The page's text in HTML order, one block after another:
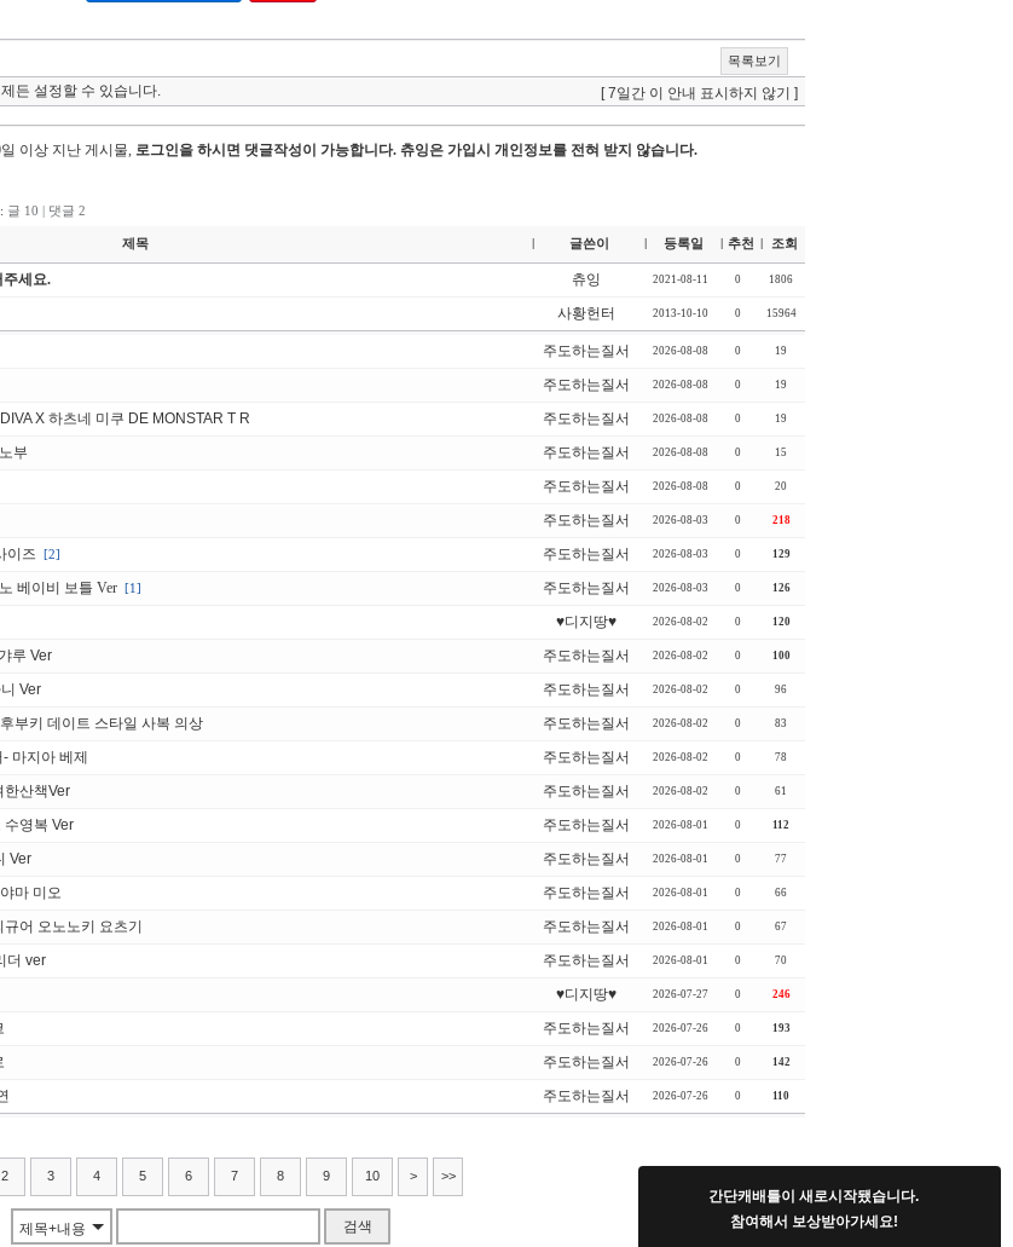
목록보기
든 설정할 수 있습니다. [ 7일간 이 안내 표시하지 않기 ]
이상 지난 게시물, 로그인을 하시면 댓글작성이 가능합니다. 츄잉은 가입시 개인정보를 전혀 받지 않습니다.
글 10 | 댓글 2
제목 글쓴이 등록일 추천 조회
주세요. 츄잉 2021-08-11 0 1806
사황헌터 2013-10-10 0 15964
주도하는질서 2026-08-08 0 19
주도하는질서 2026-08-08 0 19
X 하츠네 미쿠 DE MONSTAR T R 주도하는질서 2026-08-08 0 19
부 주도하는질서 2026-08-08 0 15
주도하는질서 2026-08-08 0 20
주도하는질서 2026-08-03 0 218
이즈 [2] 주도하는질서 2026-08-03 0 129
베이비 보틀 Ver [1] 주도하는질서 2026-08-03 0 126
♥디지땅♥ 2026-08-02 0 120
루 Ver 주도하는질서 2026-08-02 0 100
Ver 주도하는질서 2026-08-02 0 96
부키 데이트 스타일 사복 의상 주도하는질서 2026-08-02 0 83
마지아 베제 주도하는질서 2026-08-02 0 78
한산책Ver 주도하는질서 2026-08-02 0 61
수영복 Ver 주도하는질서 2026-08-01 0 112
Ver 주도하는질서 2026-08-01 0 77
마 미오 주도하는질서 2026-08-01 0 66
어 오노노키 요츠기 주도하는질서 2026-08-01 0 67
더 ver 주도하는질서 2026-08-01 0 70
♥디지땅♥ 2026-07-27 0 246
주도하는질서 2026-07-26 0 193
주도하는질서 2026-07-26 0 142
주도하는질서 2026-07-26 0 110
2 3 4 5 6 7 8 9 10 > >>
제목+내용 검색
간단캐배틀이 새로시작됐습니다.
참여해서 보상받아가세요!